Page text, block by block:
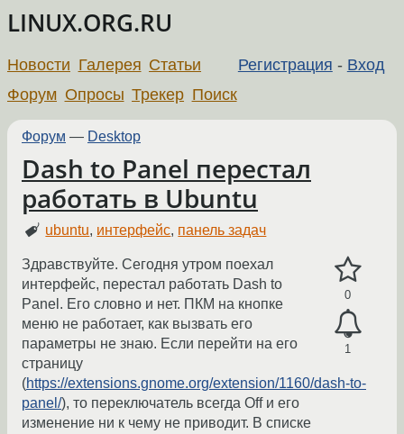
LINUX.ORG.RU
Регистрация - Вход
Новости Галерея Статьи
Форум Опросы Трекер Поиск
Форум — Desktop
Dash to Panel перестал
работать в Ubuntu
ubuntu, интерфейс, панель задач
0
1
Здравствуйте. Сегодня утром поехал
интерфейс, перестал работать Dash to
Panel. Его словно и нет. ПКМ на кнопке
меню не работает, как вызвать его
параметры не знаю. Если перейти на его
страницу
(https://extensions.gnome.org/extension/1160/dash-to-
panel/), то переключатель всегда Off и его
изменение ни к чему не приводит. В списке